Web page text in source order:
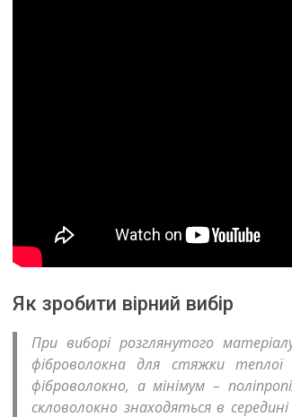
Як зробити вірний вибір
При виборі розглянутого
фіброволокна для стяжки
фіброволокно, а мінімум –
скловолокно знаходяться в